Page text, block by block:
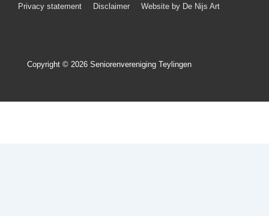
Footer
Privacy statement Disclaimer Website by De Nijs Art
Copyright © 2026 Seniorenvereniging Teylingen